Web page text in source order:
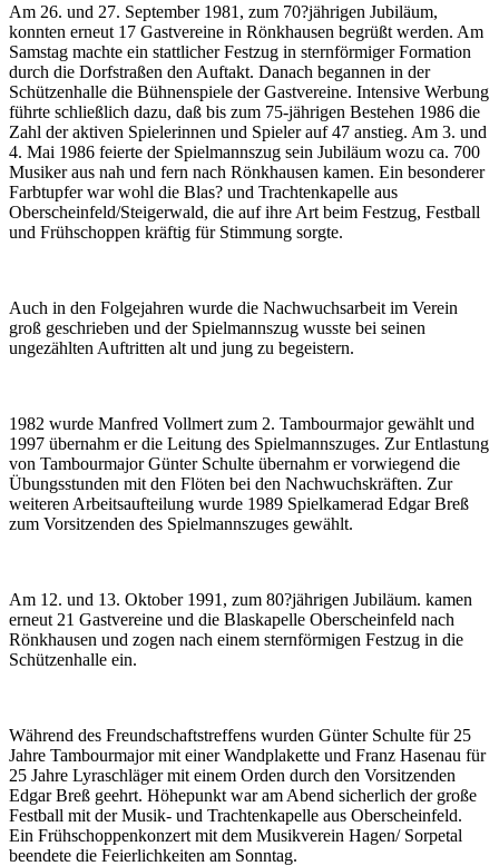
Am 26. und 27. September 1981, zum 70?jährigen Jubiläum,
konnten erneut 17 Gastvereine in Rönkhausen begrüßt werden. Am
Samstag machte ein stattlicher Festzug in sternförmiger Formation
durch die Dorfstraßen den Auftakt. Danach begannen in der
Schützenhalle die Bühnenspiele der Gastvereine. Intensive Werbung
führte schließlich dazu, daß bis zum 75-jährigen Bestehen 1986 die
Zahl der aktiven Spielerinnen und Spieler auf 47 anstieg. Am 3. und
4. Mai 1986 feierte der Spielmannszug sein Jubiläum wozu ca. 700
Musiker aus nah und fern nach Rönkhausen kamen. Ein besonderer
Farbtupfer war wohl die Blas? und Trachtenkapelle aus
Oberscheinfeld/Steigerwald, die auf ihre Art beim Festzug, Festball
und Frühschoppen kräftig für Stimmung sorgte.
Auch in den Folgejahren wurde die Nachwuchsarbeit im Verein
groß geschrieben und der Spielmannszug wusste bei seinen
ungezählten Auftritten alt und jung zu begeistern.
1982 wurde Manfred Vollmert zum 2. Tambourmajor gewählt und
1997 übernahm er die Leitung des Spielmannszuges. Zur Entlastung
von Tambourmajor Günter Schulte übernahm er vorwiegend die
Übungsstunden mit den Flöten bei den Nachwuchskräften. Zur
weiteren Arbeitsaufteilung wurde 1989 Spielkamerad Edgar Breß
zum Vorsitzenden des Spielmannszuges gewählt.
Am 12. und 13. Oktober 1991, zum 80?jährigen Jubiläum. kamen
erneut 21 Gastvereine und die Blaskapelle Oberscheinfeld nach
Rönkhausen und zogen nach einem sternförmigen Festzug in die
Schützenhalle ein.
Während des Freundschaftstreffens wurden Günter Schulte für 25
Jahre Tambourmajor mit einer Wandplakette und Franz Hasenau für
25 Jahre Lyraschläger mit einem Orden durch den Vorsitzenden
Edgar Breß geehrt. Höhepunkt war am Abend sicherlich der große
Festball mit der Musik- und Trachtenkapelle aus Oberscheinfeld.
Ein Frühschoppenkonzert mit dem Musikverein Hagen/ Sorpetal
beendete die Feierlichkeiten am Sonntag.